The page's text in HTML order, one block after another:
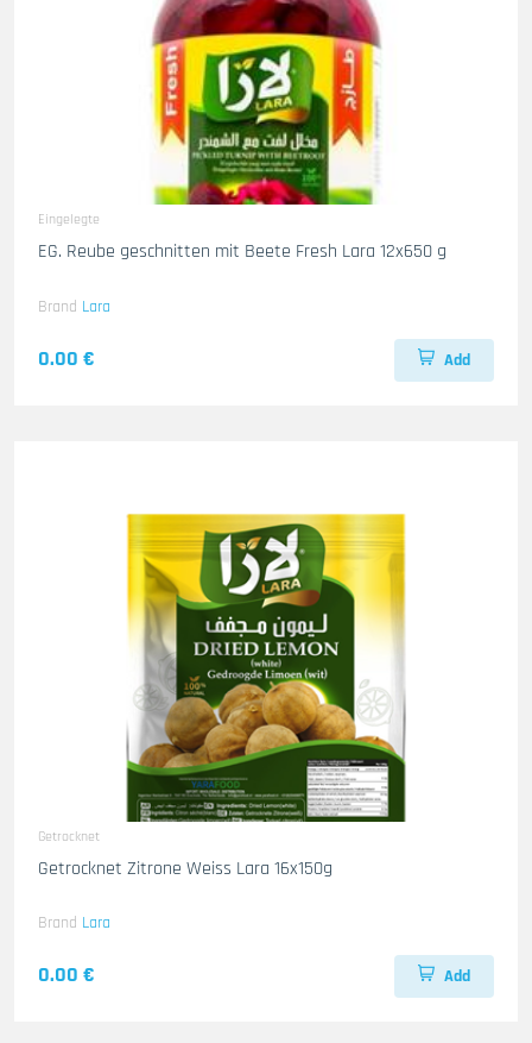
Eingelegte
EG. Reube geschnitten mit Beete Fresh Lara 12x650 g
Brand Lara
0.00 € Add
Getrocknet
Getrocknet Zitrone Weiss Lara 16x150g
Brand Lara
0.00 € Add